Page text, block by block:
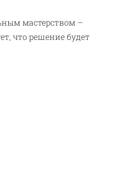
мастерством –
что решение будет